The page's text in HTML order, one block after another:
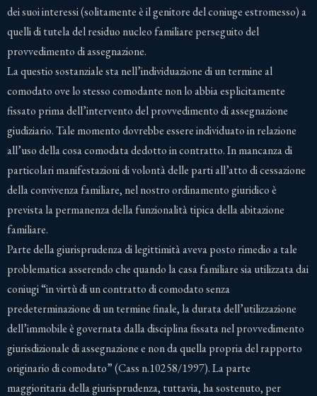
dei suoi interessi (solitamente è il genitore del coniuge estromesso) a
quelli di tutela del residuo nucleo familiare perseguito del
provvedimento di assegnazione.
La questio sostanziale sta nell’individuazione di un termine al
comodato ove lo stesso comodante non lo abbia esplicitamente
fissato prima dell’intervento del provvedimento di assegnazione
giudiziario. Tale momento dovrebbe essere individuato in relazione
all’uso della cosa comodata dedotto in contratto. In mancanza di
particolari manifestazioni di volontà delle parti all’atto di cessazione
della convivenza familiare, nel nostro ordinamento giuridico è
prevista la permanenza della funzionalità tipica della abitazione
familiare.
Parte della giurisprudenza di legittimità aveva posto rimedio a tale
problematica asserendo che quando la casa familiare sia utilizzata dai
coniugi “in virtù di un contratto di comodato senza
predeterminazione di un termine finale, la durata dell’utilizzazione
dell’immobile è governata dalla disciplina fissata nel provvedimento
giurisdizionale di assegnazione e non da quella propria del rapporto
originario di comodato” (Cass n.10258/1997). La parte
maggioritaria della giurisprudenza, tuttavia, ha sostenuto, per